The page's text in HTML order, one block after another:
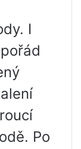
I
Po